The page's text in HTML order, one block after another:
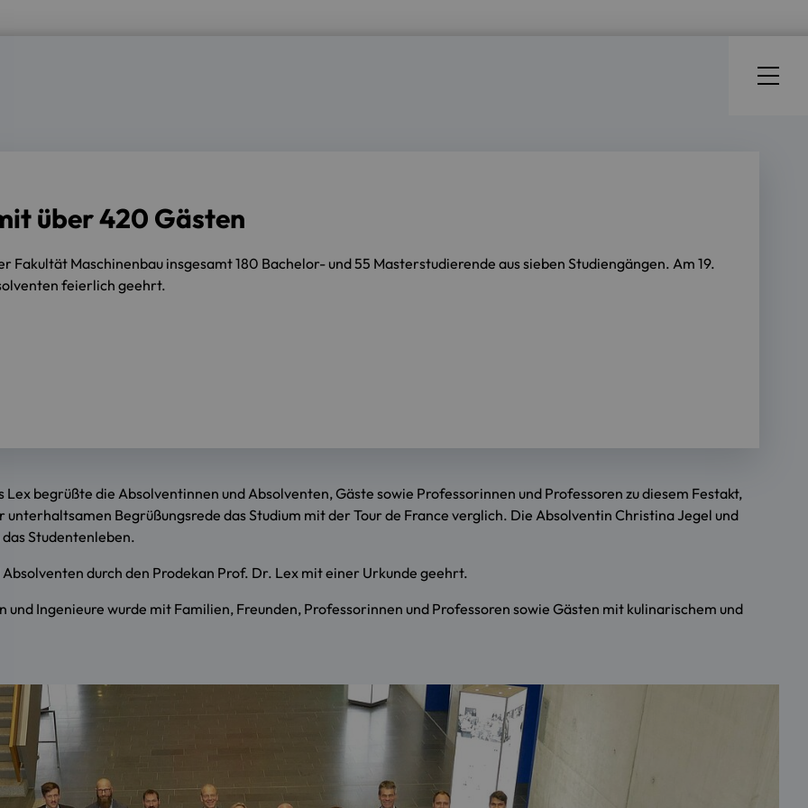
über 420 Gästen
Fakultät Maschinenbau insgesamt 180 Bachelor- und 55 Masterstudierende aus sieben Studiengängen. Am 19.
feierlich geehrt.
begrüßte die Absolventinnen und Absolventen, Gäste sowie Professorinnen und Professoren zu diesem Festakt,
Begrüßungsrede das Studium mit der Tour de France verglich. Die Absolventin Christina Jegel und
Studentenleben.
durch den Prodekan Prof. Dr. Lex mit einer Urkunde geehrt.
und Ingenieure wurde mit Familien, Freunden, Professorinnen und Professoren sowie Gästen mit kulinarischem und